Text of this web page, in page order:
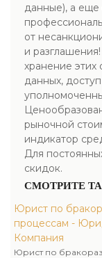
данные), а еще
от
и
хранение этих
данных,
рыночной
индикатор
Для
скидок.
СМОТРИТЕ
Юрист по
процессам -
Компания
Юрист по